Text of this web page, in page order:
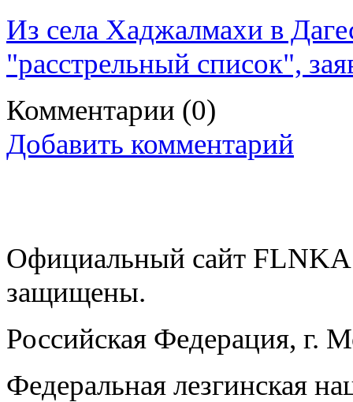
Из села Хаджалмахи в
"расстрельный список",
Комментарии (0)
Добавить комментарий
Официальный сайт
защищены.
Российская Федерация, г.
Федеральная лезгинская